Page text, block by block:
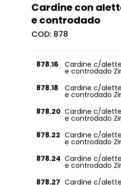
Cardine con
e controdado
COD: 878
878.16 Cardine c/
e controdado
878.18
Cardine c/
e controdado
878.20 Cardine c/
e controdado
878.22 Cardine c/
e controdado
878.24 Cardine c/
e controdado
878.27 Cardine c/